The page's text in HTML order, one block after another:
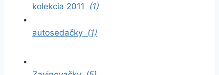
kolekcia 2011 (1)
autosedačky (1)